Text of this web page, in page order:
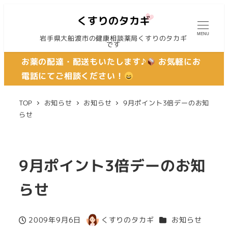
岩手県大船渡市の健康相談薬局くすりのタカギ
です
MENU
お薬の配達・配送もいたします♪
お気軽にお
電話にてご相談ください！
TOP お知らせ お知らせ
9月ポイント3倍デーのお知
らせ
9月ポイント3倍デーのお知
らせ
投稿日
2009年9月6日
著
くすりのタカギ カテゴリー
お知らせ